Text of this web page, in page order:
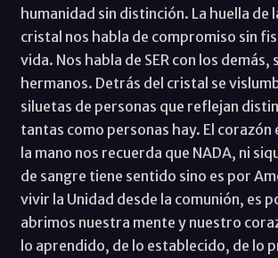
humanidad sin distinción. La huella de
cristal nos habla de compromiso sin
vida. Nos habla de SER con los demás,
hermanos. Detrás del cristal se
siluetas de personas que reflejan
tantas como personas hay. El corazón
la mano nos recuerda que NADA, ni
de sangre tiene sentido sino es por
vivir la Unidad desde la comunión, es
abrimos nuestra mente y nuestro
lo aprendido, de lo establecido, de lo